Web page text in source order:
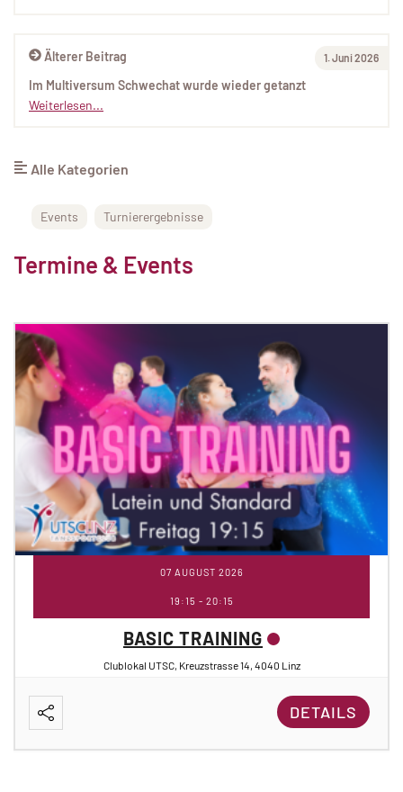
Älterer Beitrag 1. Juni 2026
Im Multiversum Schwechat wurde wieder getanzt
Weiterlesen...
Alle Kategorien
Events Turnierergebnisse
Termine & Events
07 AUGUST 2026
19:15 - 20:15
BASIC TRAINING
Clublokal UTSC, Kreuzstrasse 14, 4040 Linz
DETAILS